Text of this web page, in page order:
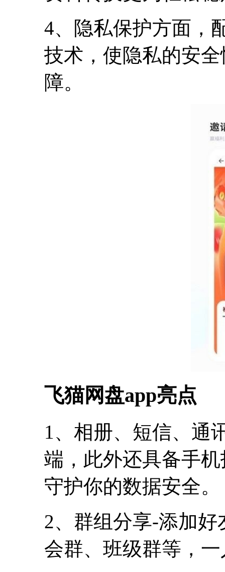
4、隐私保护方面，
技术，使隐私的安
障。
飞猫网盘app亮点
1、相册、短信、通
端，此外还具备手
守护你的数据安全。
2、群组分享-添加
会群、班级群等，